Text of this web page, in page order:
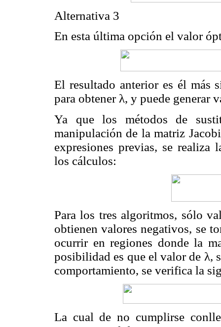
Alternativa 3
En esta última opción el valor
El resultado anterior es él más
para obtener λ, y puede generar
Ya que los métodos de
manipulación de la matriz
expresiones previas, se realiza
los cálculos:
Para los tres algoritmos, sólo
obtienen valores negativos, se
ocurrir en regiones donde la
posibilidad es que el valor de λ,
comportamiento, se verifica la
La cual de no cumplirse